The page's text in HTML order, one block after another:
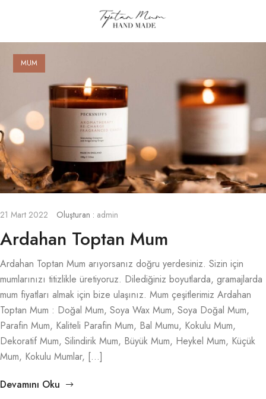
MUM
21 Mart 2022 Oluşturan : admin
Ardahan Toptan Mum
Ardahan Toptan Mum arıyorsanız doğru yerdesiniz. Sizin için
mumlarınızı titizlikle üretiyoruz. Dilediğiniz boyutlarda, gramajlarda
mum fiyatları almak için bize ulaşınız. Mum çeşitlerimiz Ardahan
Toptan Mum : Doğal Mum, Soya Wax Mum, Soya Doğal Mum,
Parafin Mum, Kaliteli Parafin Mum, Bal Mumu, Kokulu Mum,
Dekoratif Mum, Silindirik Mum, Büyük Mum, Heykel Mum, Küçük
Mum, Kokulu Mumlar, […]
Devamını Oku